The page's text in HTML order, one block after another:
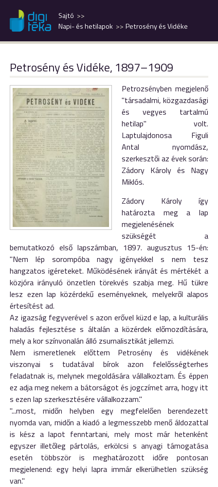
Petrosény és Vidéke
Napi- és hetilapok
Sajtó
Petrosény és Vidéke, 1897–1909
Petrozsényben megjelenő
"társadalmi, közgazdasági
és vegyes tartalmú
hetilap" volt.
Laptulajdonosa Figuli
Antal nyomdász,
szerkesztői az évek során:
Zádory Károly és Nagy
Miklós.
Zádory Károly így
határozta meg a lap
megjelenésének
szükségét a
bemutatkozó első lapszámban, 1897. augusztus 15-én:
"Nem lép sorompóba nagy igényekkel s nem tesz
hangzatos igéreteket. Működésének irányát és mértékét a
közjóra irányuló önzetlen törekvés szabja meg. Hű tükre
lesz ezen lap közérdekű eseményeknek, melyekről alapos
értesítést ad.
Az igazság fegyverével s azon erővel küzd e lap, a kulturális
haladás fejlesztése s általán a közérdek előmozdítására,
mely a kor színvonalán álló zsurnalisztikát jellemzi.
Nem ismeretlenek előttem Petrosény és vidékének
viszonyai s tudatával bírok azon felelősségterhes
feladatnak is, melynek megoldására vállalkoztam. És éppen
ez adja meg nekem a bátorságot és jogczímet arra, hogy itt
s ezen lap szerkesztésére vállalkozzam."
"...most, midőn helyben egy megfelelően berendezett
nyomda van, midőn a kiadó a legmesszebb menő áldozattal
is kész a lapot fenntartani, mely most már hetenként
egyszer illetőleg pártolás, erkölcsi s anyagi támogatása
esetén többször is meghatározott időre pontosan
megjelenend: egy helyi lapra immár elkerülhetlen szükség
van."